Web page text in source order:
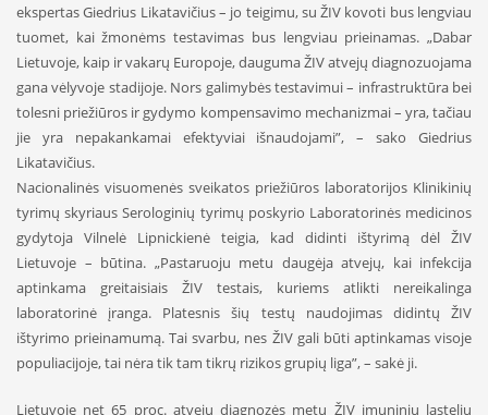
ekspertas Giedrius Likatavičius – jo teigimu, su ŽIV kovoti bus lengviau
tuomet, kai žmonėms testavimas bus lengviau prieinamas. „Dabar
Lietuvoje, kaip ir vakarų Europoje, dauguma ŽIV atvejų diagnozuojama
gana vėlyvoje stadijoje. Nors galimybės testavimui – infrastruktūra bei
tolesni priežiūros ir gydymo kompensavimo mechanizmai – yra, tačiau
jie yra nepakankamai efektyviai išnaudojami”, – sako Giedrius
Likatavičius.
Nacionalinės visuomenės sveikatos priežiūros laboratorijos Klinikinių
tyrimų skyriaus Serologinių tyrimų poskyrio Laboratorinės medicinos
gydytoja Vilnelė Lipnickienė teigia, kad didinti ištyrimą dėl ŽIV
Lietuvoje – būtina. „Pastaruoju metu daugėja atvejų, kai infekcija
aptinkama greitaisiais ŽIV testais, kuriems atlikti nereikalinga
laboratorinė įranga. Platesnis šių testų naudojimas didintų ŽIV
ištyrimo prieinamumą. Tai svarbu, nes ŽIV gali būti aptinkamas visoje
populiacijoje, tai nėra tik tam tikrų rizikos grupių liga”, – sakė ji.
Lietuvoje net 65 proc. atvejų diagnozės metu ŽIV imuninių ląstelių